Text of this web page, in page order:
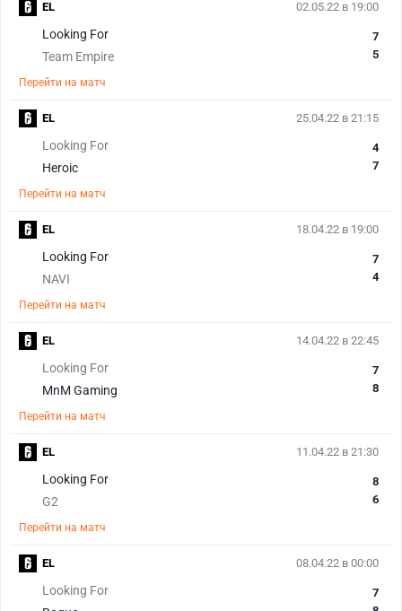
02.05.22 в 19:00
Looking For
Team Empire
7
5
Перейти на матч
EL
25.04.22 в 21:15
Looking For
Heroic
4
7
Перейти на матч
EL
18.04.22 в 19:00
Looking For
NAVI
7
4
Перейти на матч
EL
14.04.22 в 22:45
Looking For
MnM Gaming
7
8
Перейти на матч
EL
11.04.22 в 21:30
Looking For
G2
8
6
Перейти на матч
EL
08.04.22 в 00:00
Looking For
7
EL